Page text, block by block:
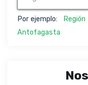
Por ejemplo:
Antofagasta